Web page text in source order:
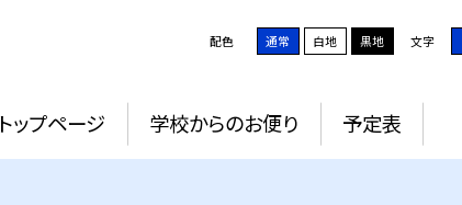
配色 通常 白地 黒地 文字
トップページ 学校からのお便り 予定表